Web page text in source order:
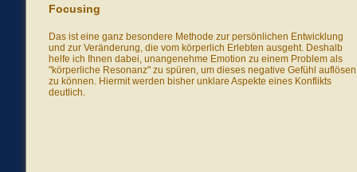
Focusing
Das ist eine ganz besondere Methode zur persönlichen Entwicklung
und zur Veränderung, die vom körperlich Erlebten ausgeht. Deshalb
helfe ich Ihnen dabei, unangenehme Emotion zu einem Problem als
"körperliche Resonanz" zu spüren, um dieses negative Gefühl auflösen
zu können. Hiermit werden bisher unklare Aspekte eines Konflikts
deutlich.